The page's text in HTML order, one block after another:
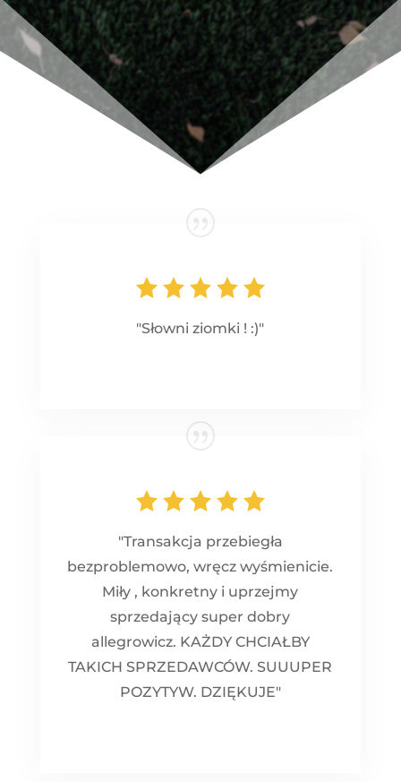
"Słowni ziomki ! :)"
"Transakcja przebiegła
bezproblemowo, wręcz wyśmienicie.
Miły , konkretny i uprzejmy
sprzedający super dobry
allegrowicz. KAŻDY CHCIAŁBY
TAKICH SPRZEDAWCÓW. SUUUPER
POZYTYW. DZIĘKUJE"